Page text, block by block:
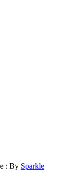
: By Sparkle